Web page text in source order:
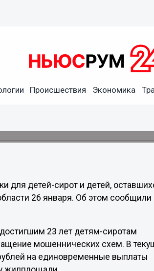
Происшествия Экономика
сирот с 23 лет
для детей-сирот и детей,
26 января. Об этом сообщили
23 лет детям-сиротам
мошеннических схем. В
на единовременные выплаты